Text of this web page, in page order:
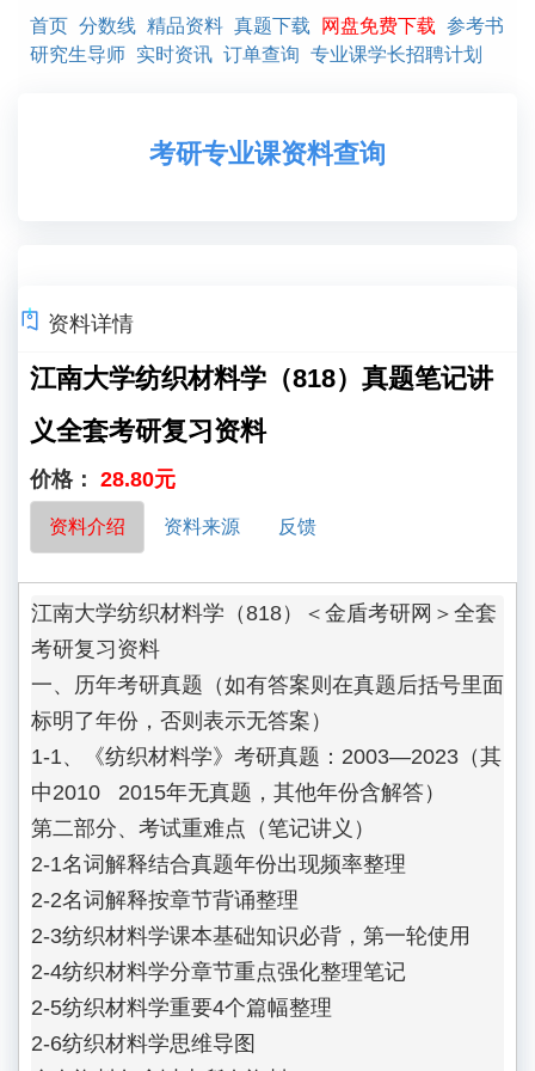
首页 分数线 精品资料 真题下载 网盘免费下载 参考书
研究生导师 实时资讯 订单查询 专业课学长招聘计划
考研专业课资料查询
资料详情
江南大学纺织材料学（818）真题笔记讲
义全套考研复习资料
价格： 28.80元
资料介绍 资料来源 反馈
江南大学纺织材料学（818）＜金盾考研网＞全套
考研复习资料
一、历年考研真题（如有答案则在真题后括号里面
标明了年份，否则表示无答案）
1-1、《纺织材料学》考研真题：2003—2023（其
中2010   2015年无真题，其他年份含解答）
第二部分、考试重难点（笔记讲义）
2-1名词解释结合真题年份出现频率整理
2-2名词解释按章节背诵整理
2-3纺织材料学课本基础知识必背，第一轮使用
2-4纺织材料学分章节重点强化整理笔记
2-5纺织材料学重要4个篇幅整理
2-6纺织材料学思维导图